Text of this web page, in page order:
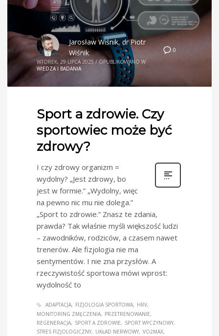
0
Jarosław Wiśnik,dr Piotr
Wiśnik
WTOREK, 29 LIPCA 2025 / OPUBLIKOWANO W
WIEDZA I BADANIA
Sport a zdrowie. Czy
sportowiec może być
zdrowy?
I czy zdrowy organizm =
wydolny? „Jest zdrowy, bo
jest w formie.” „Wydolny, więc
na pewno nic mu nie dolega.”
„Sport to zdrowie.” Znasz te zdania,
prawda? Tak właśnie myśli większość ludzi
– zawodników, rodziców, a czasem nawet
trenerów. Ale fizjologia nie ma
sentymentów. I nie zna przysłów. A
rzeczywistość sportowa mówi wprost:
wydolność to
ADAPTACJA FIZJOLOGIA SPORTOWA
HRV
MONITORING ZMĘCZENIA
PRZETRENOWANIE
REGENERACJA
SPORT A ZDROWIE
SPORT WYCZYNOWY
STRES FIZJOLOGICZNY
UKŁAD NERWOWY VO2MAX